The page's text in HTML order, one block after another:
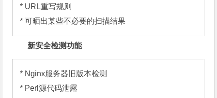
* URL重写规则
* 可晒出某些不必要的扫描结果
新安全检测功能
* Nginx服务器旧版本检测
* Perl源代码泄露